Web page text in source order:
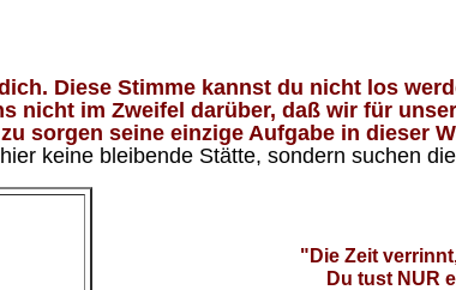
Diese Stimme kannst du nicht los
nicht im Zweifel darüber, daß wir für
sorgen seine einzige Aufgabe in dieser
keine bleibende Stätte, sondern suchen
"Die Zeit
Du tust NUR